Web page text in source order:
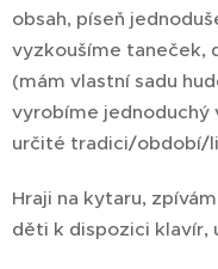
obsah, píseň
vyzkoušíme taneček,
(mám vlastní sadu
vyrobíme
určité tradici/období/
Hraji na kytaru,
děti k dispozici klavír,